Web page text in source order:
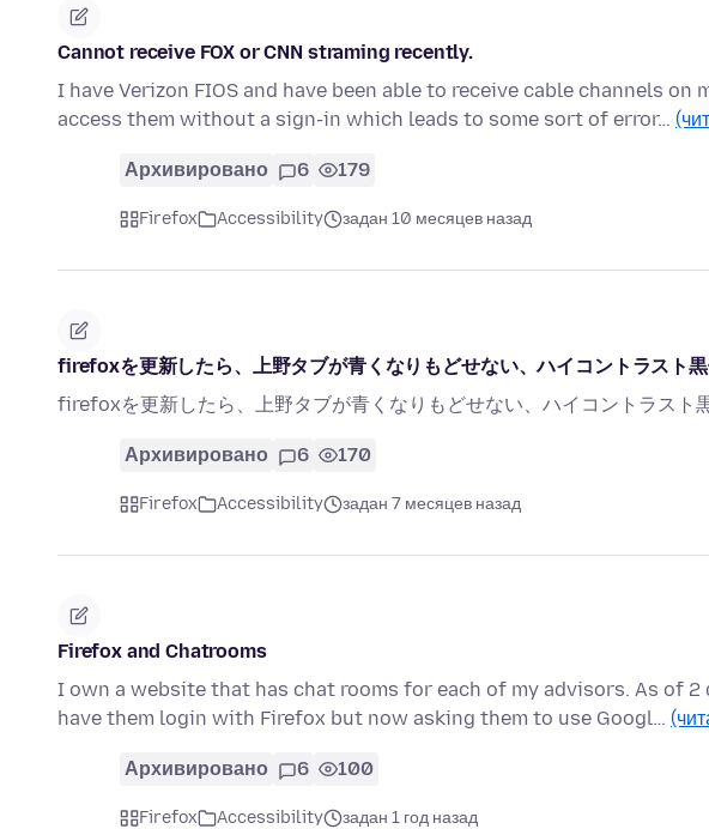
Cannot receive FOX or CNN straming recently.
I have Verizon FIOS and have been able to receive cable channels
access them without a sign-in which leads to some sort of error…
Архивировано 6 179
Firefox Accessibility задан 10 месяцев назад
firefoxを更新したら、上野タブが青くなりもどせない、ハイコントラスト黒
firefoxを更新したら、上野タブが青くなりもどせない、ハイコントラスト
Архивировано 6 170
Firefox Accessibility задан 7 месяцев назад
Firefox and Chatrooms
I own a website that has chat rooms for each of my advisors. As of 2
have them login with Firefox but now asking them to use Googl…
Архивировано 6 100
Firefox Accessibility задан 1 год назад